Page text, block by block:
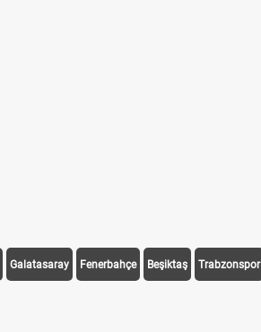
Galatasaray Fenerbahçe Beşiktaş Trabzonspor